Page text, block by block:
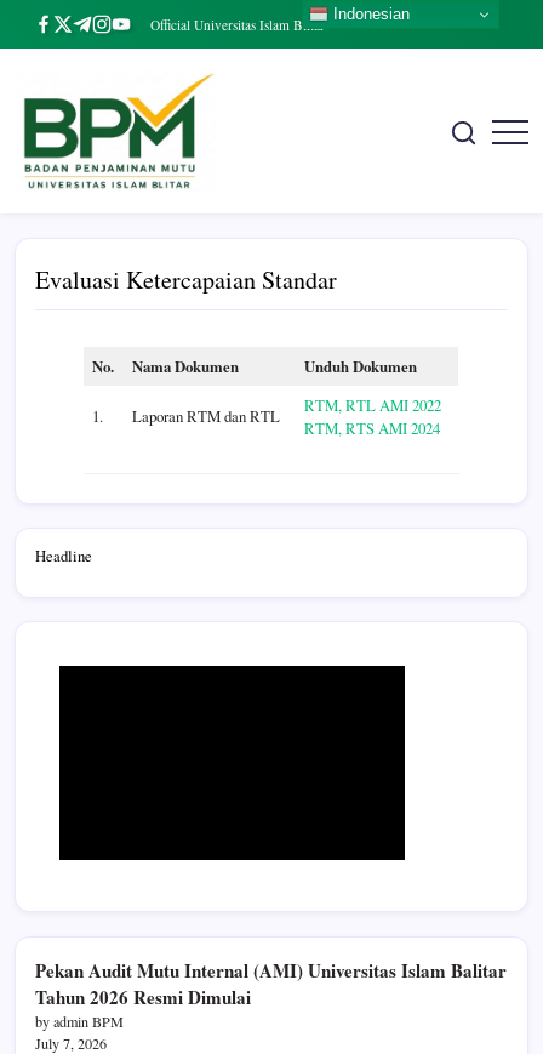
https://www.facebook.com/
https://twitter.com/
https://t.me/
https://www.instagram.com/
https://youtube.com/
Official Universitas Islam Blitar
UNISBA
Evaluasi Ketercapaian Standar
No. Nama Dokumen Unduh Dokumen
1. Laporan RTM dan RTL
RTM, RTL AMI 2022
RTM, RTS AMI 2024
Headline
Pekan Audit Mutu Internal (AMI) Universitas Islam Balitar
Tahun 2026 Resmi Dimulai
by admin BPM
July 7, 2026
Indonesian